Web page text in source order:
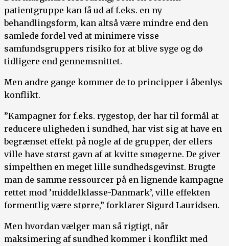
patientgruppe kan få ud af f.eks. en ny
behandlingsform, kan altså være mindre end den
samlede fordel ved at minimere visse
samfundsgruppers risiko for at blive syge og dø
tidligere end gennemsnittet.
Men andre gange kommer de to principper i åbenlys
konflikt.
”Kampagner for f.eks. rygestop, der har til formål at
reducere uligheden i sundhed, har vist sig at have en
begrænset effekt på nogle af de grupper, der ellers
ville have størst gavn af at kvitte smøgerne. De giver
simpelthen en meget lille sundhedsgevinst. Brugte
man de samme ressourcer på en lignende kampagne
rettet mod ’middelklasse-Danmark’, ville effekten
formentlig være større,” forklarer Sigurd Lauridsen.
Men hvordan vælger man så rigtigt, når
maksimering af sundhed kommer i konflikt med